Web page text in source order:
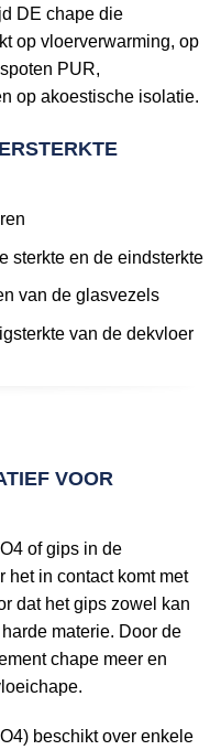
DE chape die
op vloerverwarming, op
PUR,
op akoestische isolatie.
sterkte en de eindsterkte
van de glasvezels
van de dekvloer
VOOR
of gips in de
het in contact komt met
dat het gips zowel kan
materie. Door de
chape meer en
beschikt over enkele